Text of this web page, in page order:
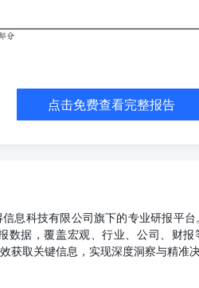
起的任何损失承担任何责任。 除非
可使用的商标、服务标记及标记，未
点击免费查看完整报告
息科技有限公司旗下的专业研报平台
数据，覆盖宏观、行业、公司、财报
获取关键信息，实现深度洞察与精准决